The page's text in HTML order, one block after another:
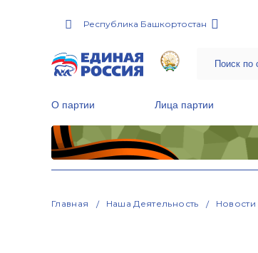
Республика Башкортостан
О партии Лица партии
Главная Наша Деятельность Новости